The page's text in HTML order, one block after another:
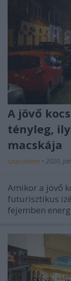
A jövő
tényleg,
macskája
szucsadam • 2020.
Amikor a jövő
futurisztikus
fejemben